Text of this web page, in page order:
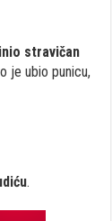
stravičan
je ubio punicu,
.